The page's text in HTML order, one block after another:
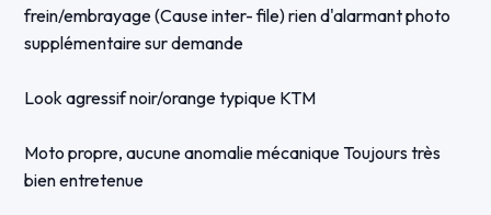
frein/embrayage (Cause inter- file) rien d'alarmant photo
supplémentaire sur demande
Look agressif noir/orange typique KTM
Moto propre, aucune anomalie mécanique Toujours très
bien entretenue